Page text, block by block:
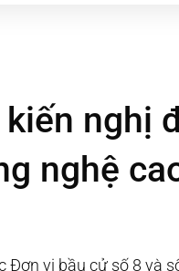
nghị
nghệ
Đơn vị bầu cử số 8 và